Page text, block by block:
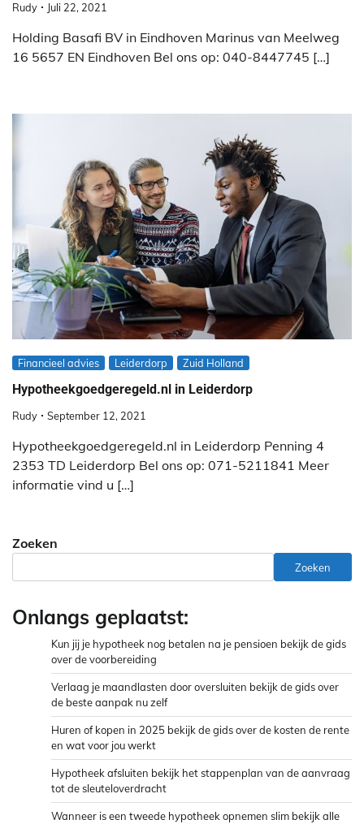
Rudy Juli 22, 2021
Holding Basafi BV in Eindhoven Marinus van Meelweg
16 5657 EN Eindhoven Bel ons op: 040-8447745 […]
Financieel advies Leiderdorp Zuid Holland
Hypotheekgoedgeregeld.nl in Leiderdorp
Rudy September 12, 2021
Hypotheekgoedgeregeld.nl in Leiderdorp Penning 4
2353 TD Leiderdorp Bel ons op: 071-5211841 Meer
informatie vind u […]
Zoeken
Zoeken
Onlangs geplaatst:
Kun jij je hypotheek nog betalen na je pensioen bekijk de gids
over de voorbereiding
Verlaag je maandlasten door oversluiten bekijk de gids over
de beste aanpak nu zelf
Huren of kopen in 2025 bekijk de gids over de kosten de rente
en wat voor jou werkt
Hypotheek afsluiten bekijk het stappenplan van de aanvraag
tot de sleuteloverdracht
Wanneer is een tweede hypotheek opnemen slim bekijk alle